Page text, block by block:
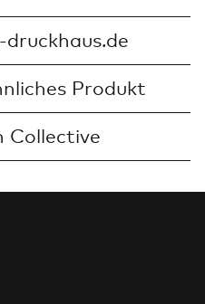
Produkt
Collective